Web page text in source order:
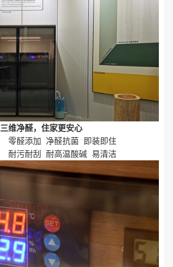
三维净醛，住家更安心
零醛添加 净醛抗菌
即装即住
耐污耐刮 耐高温酸碱 易清洁